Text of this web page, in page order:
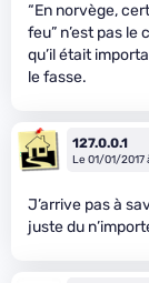
“En norvège,
feu” n’est pas
qu’il était
le fasse.
127.0.0.1
Le 01/01/2017
J’arrive pas à
juste du